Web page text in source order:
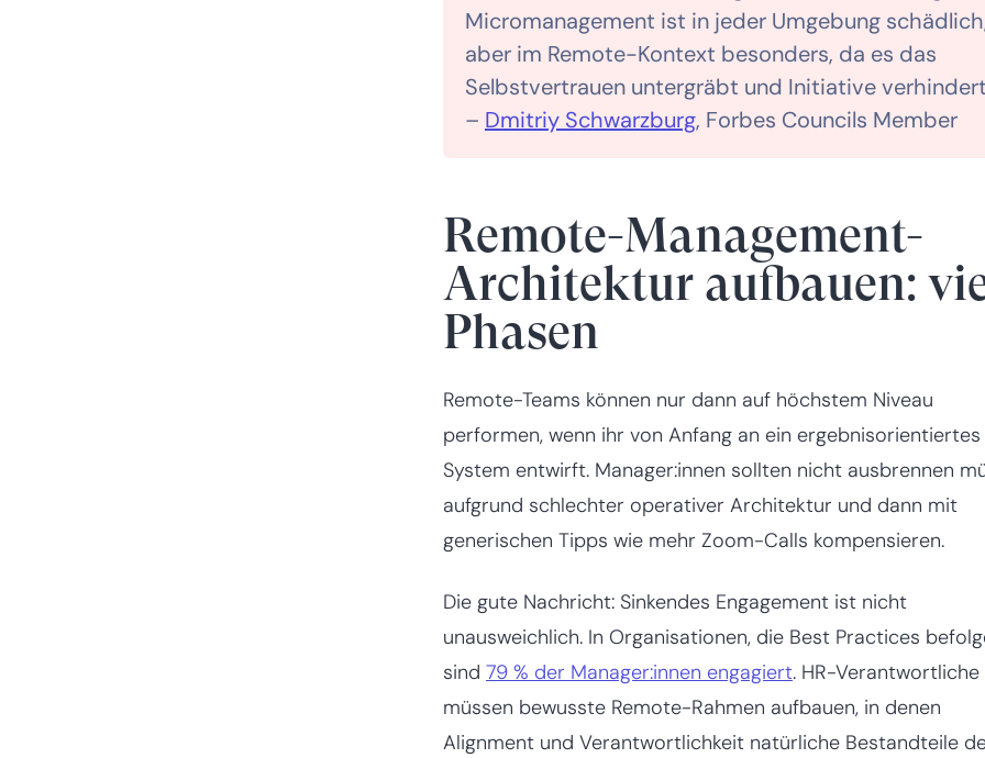
Micromanagement ist in jeder Umgebung
aber im Remote-Kontext besonders, da es das
Selbstvertrauen untergräbt und Initiative
– Dmitriy Schwarzburg, Forbes Councils Member
Remote-Management-
Architektur aufbauen:
Phasen
Remote-Teams können nur dann auf höchstem Niveau
performen, wenn ihr von Anfang an ein ergebnisorientiertes
System entwirft. Manager:innen sollten nicht ausbrennen
aufgrund schlechter operativer Architektur und dann mit
generischen Tipps wie mehr Zoom-Calls kompensieren.
Die gute Nachricht: Sinkendes Engagement ist nicht
unausweichlich. In Organisationen, die Best Practices
sind 79 % der Manager:innen engagiert. HR-Verantwortliche
müssen bewusste Remote-Rahmen aufbauen, in denen
Alignment und Verantwortlichkeit natürliche Bestandteile